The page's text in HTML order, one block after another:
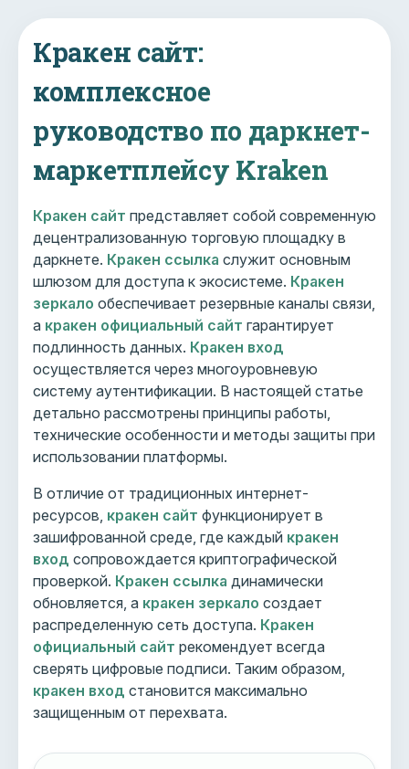
Кракен сайт:
комплексное
руководство по даркнет-
маркетплейсу Kraken
Кракен сайт представляет собой современную
децентрализованную торговую площадку в
даркнете. Кракен ссылка служит основным
шлюзом для доступа к экосистеме. Кракен
зеркало обеспечивает резервные каналы связи,
а кракен официальный сайт гарантирует
подлинность данных. Кракен вход
осуществляется через многоуровневую
систему аутентификации. В настоящей статье
детально рассмотрены принципы работы,
технические особенности и методы защиты при
использовании платформы.
В отличие от традиционных интернет-
ресурсов, кракен сайт функционирует в
зашифрованной среде, где каждый кракен
вход сопровождается криптографической
проверкой. Кракен ссылка динамически
обновляется, а кракен зеркало создает
распределенную сеть доступа. Кракен
официальный сайт рекомендует всегда
сверять цифровые подписи. Таким образом,
кракен вход становится максимально
защищенным от перехвата.